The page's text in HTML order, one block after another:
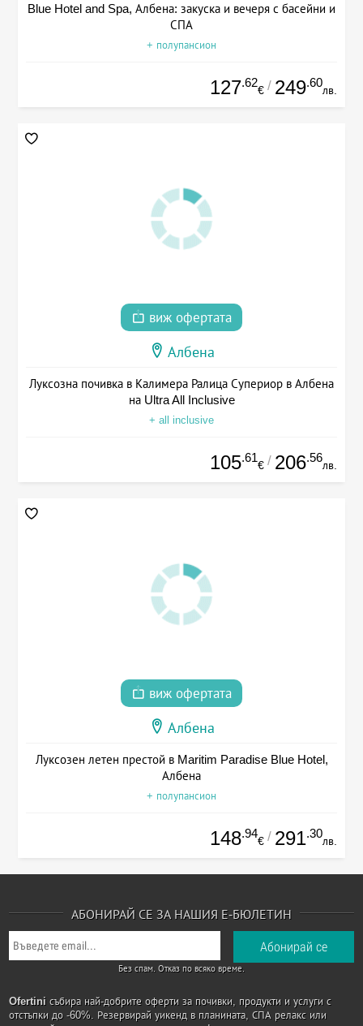
Blue Hotel and Spa, Албена: закуска и вечеря с басейни и
СПА
+ полупансион
127.62
€ / 249.60
лв.
виж офертата
Албена
Луксозна почивка в Калимера Ралица Супериор в Албена
на Ultra All Inclusive
+ all inclusive
105.61
€ / 206.56
лв.
виж офертата
Албена
Луксозен летен престой в Maritim Paradise Blue Hotel,
Албена
+ полупансион
148.94
€ / 291.30
лв.
АБОНИРАЙ СЕ ЗА НАШИЯ Е-БЮЛЕТИН
Без спам. Отказ по всяко време.
Ofertini събира най-добрите оферти за почивки, продукти и услуги с
отстъпки до -60%. Резервирай уикенд в планината, СПА релакс или